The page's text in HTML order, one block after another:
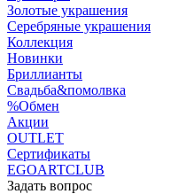
Золотые украшения
Серебряные украшения
Коллекция
Новинки
Бриллианты
Свадьба&помолвка
%Обмен
Акции
OUTLET
Сертификаты
EGOARTCLUB
Задать вопрос